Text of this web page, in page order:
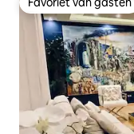
Favoriet van gasten